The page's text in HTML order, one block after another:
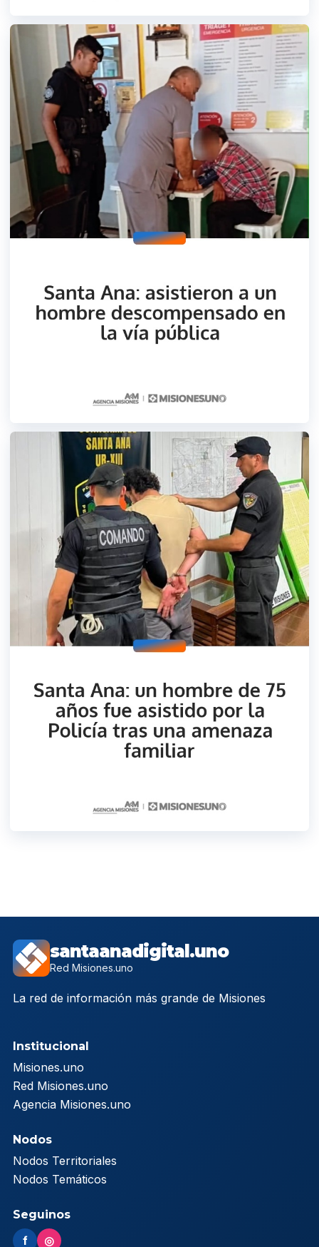
santaanadigital.uno
Red Misiones.uno
La red de información más grande de Misiones
Institucional
Misiones.uno
Red Misiones.uno
Agencia Misiones.uno
Nodos
Nodos Territoriales
Nodos Temáticos
Seguinos
f ◎